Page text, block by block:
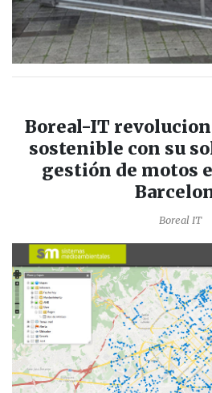
Boreal-IT
sostenible con su
gestión de motos
Boreal IT